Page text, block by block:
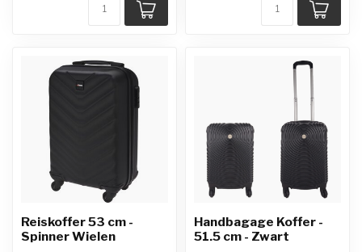
Reiskoffer 53 cm -
Spinner Wielen
Handbagage Koffer -
51.5 cm - Zwart